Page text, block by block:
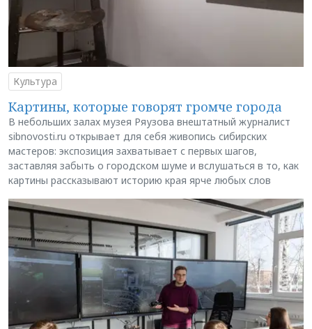
Культура
Картины, которые говорят громче города
В небольших залах музея Ряузова внештатный журналист
sibnovosti.ru открывает для себя живопись сибирских
мастеров: экспозиция захватывает с первых шагов,
заставляя забыть о городском шуме и вслушаться в то, как
картины рассказывают историю края ярче любых слов